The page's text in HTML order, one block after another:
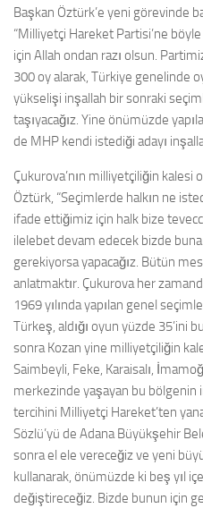
Başkan Öztürk’e yeni görevinde
“Milliyetçi Hareket Partisi’ne
için Allah ondan razı olsun.
300 oy alarak, Türkiye genelinde
yükselişi inşallah bir sonraki
taşıyacağız. Yine önümüzde
de MHP kendi istediği adayı
Çukurova’nın milliyetçiliğin kalesi
Öztürk, “Seçimlerde halkın ne
ifade ettiğimiz için halk bize
ilelebet devam edecek bizde
gerekiyorsa yapacağız. Bütün
anlatmaktır. Çukurova her
1969 yılında yapılan genel
Türkeş, aldığı oyun yüzde 35’ini
sonra Kozan yine milliyetçiliğin
Saimbeyli, Feke, Karaisalı,
merkezinde yaşayan bu bölgenin
tercihini Milliyetçi Hareket’ten
Sözlü’yü de Adana Büyükşehir
sonra el ele vereceğiz ve yeni
kullanarak, önümüzde ki beş yıl
değiştireceğiz. Bizde bunun için